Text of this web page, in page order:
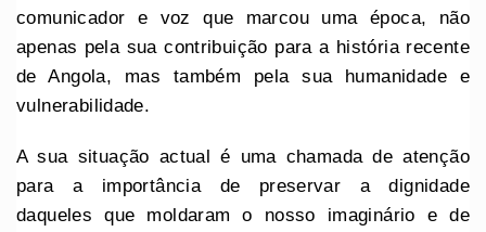
comunicador e voz que marcou uma época, não
apenas pela sua contribuição para a história recente
de Angola, mas também pela sua humanidade e
vulnerabilidade.
A sua situação actual é uma chamada de atenção
para a importância de preservar a dignidade
daqueles que moldaram o nosso imaginário e de